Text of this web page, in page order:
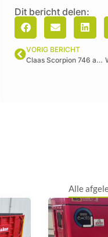
Dit bericht delen:
VORIG BERICHT
Claas Scorpion 746 afgeleverd
Alle